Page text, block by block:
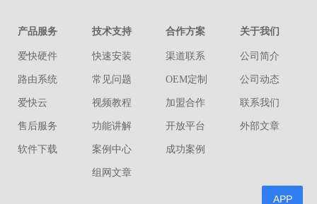
产品服务
爱快硬件
路由系统
爱快云
售后服务
软件下载
技术支持
快速安装
常见问题
视频教程
功能讲解
案例中心
组网文章
合作方案
渠道联系
OEM定制
加盟合作
开放平台
成功案例
关于我们
公司简介
公司动态
联系我们
外部文章
APP